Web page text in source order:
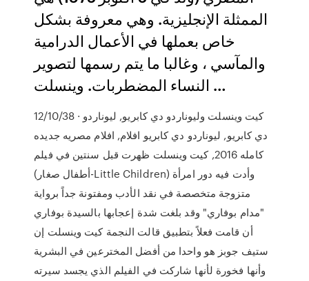
الممثلة الإنجليزية. وهي معروفة بشكل
خاص بعملها في الأعمال الدرامية
والمآسي ، وغالبا ما يتم رسمها لتصوير
النساء المضطربات. وينسلت …
12/10/38 · كيت وينسلت وليوناردو دي كابريو, ليوناردو
دي كابريو, ليوناردو دي كابريو افلام, افلام مصريه جديده
كامله 2016, كيت وينسلت ظهرت قبل سنتين في فيلم
(أطفال صغار-Little Children) وأدت فيه دور امرأة
متزوجة متخصصة في نقد الأدب ومفتونة جداً برواية
"مدام بوفاري" وقد بلغت شدة إعجابها بالسيدة بوفاري
أن قامت فعلاً بتطبيق قالت النجمة كيت وينسلت إن
ستيف جوبز هو واحدا من أفضل المخترعين في البشرية
وأنها فخورة لأنها شاركت في الفيلم الذي يجسد سيرته